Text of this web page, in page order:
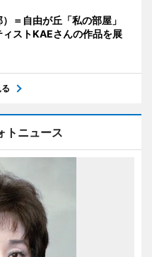
＝自由が丘「私の部屋」
ストKAEさんの作品を展
トニュース